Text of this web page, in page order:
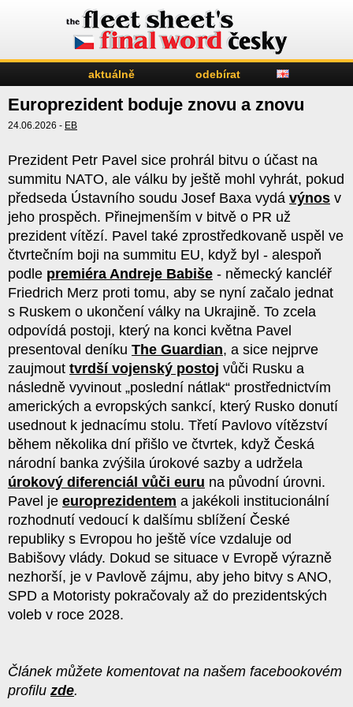
aktuálně odebírat
Europrezident boduje znovu a znovu
24.06.2026 - EB
Prezident Petr Pavel sice prohrál bitvu o účast na
summitu NATO, ale válku by ještě mohl vyhrát, pokud
předseda Ústavního soudu Josef Baxa vydá výnos v
jeho prospěch. Přinejmenším v bitvě o PR už
prezident vítězí. Pavel také zprostředkovaně uspěl ve
čtvrtečním boji na summitu EU, když byl - alespoň
podle premiéra Andreje Babiše - německý kancléř
Friedrich Merz proti tomu, aby se nyní začalo jednat
s Ruskem o ukončení války na Ukrajině. To zcela
odpovídá postoji, který na konci května Pavel
presentoval deníku The Guardian, a sice nejprve
zaujmout tvrdší vojenský postoj vůči Rusku a
následně vyvinout „poslední nátlak“ prostřednictvím
amerických a evropských sankcí, který Rusko donutí
usednout k jednacímu stolu. Třetí Pavlovo vítězství
během několika dní přišlo ve čtvrtek, když Česká
národní banka zvýšila úrokové sazby a udržela
úrokový diferenciál vůči euru na původní úrovni.
Pavel je europrezidentem a jakékoli institucionální
rozhodnutí vedoucí k dalšímu sblížení České
republiky s Evropou ho ještě více vzdaluje od
Babišovy vlády. Dokud se situace v Evropě výrazně
nezhorší, je v Pavlově zájmu, aby jeho bitvy s ANO,
SPD a Motoristy pokračovaly až do prezidentských
voleb v roce 2028.
Článek můžete komentovat na našem facebookovém
profilu zde.